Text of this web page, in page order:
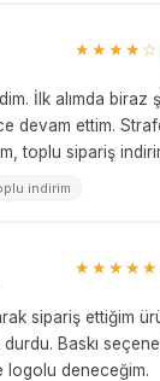
★★★★☆
İlk alımda biraz
devam ettim.
toplu sipariş
indirim
★★★★★
sipariş ettiğim
Baskı
logolu deneceğim.